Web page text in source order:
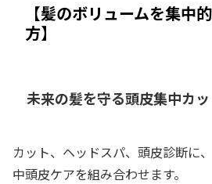
【髪のボリュームを集中
方】
未来の髪を守る頭皮集中カ
カット、ヘッドスパ、頭皮診断に
中頭皮ケアを組み合わせます。